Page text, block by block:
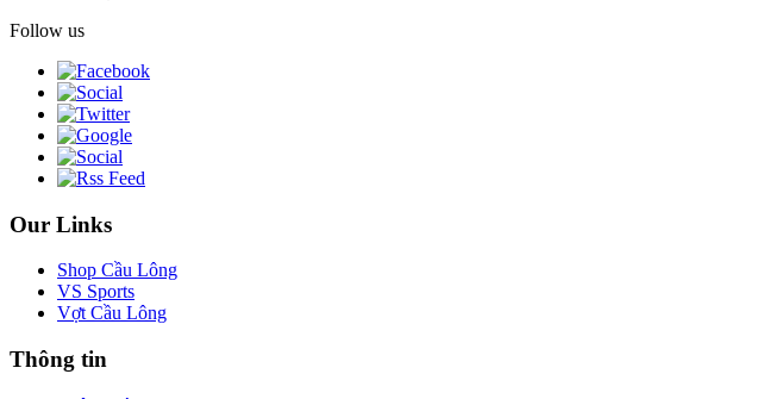
Follow us
Our Links
Shop Cầu Lông
VS Sports
Vợt Cầu Lông
Thông tin